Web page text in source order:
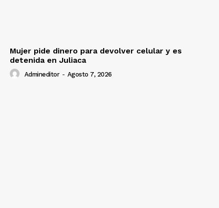
Mujer pide dinero para devolver celular y es
detenida en Juliaca
Admineditor - Agosto 7, 2026